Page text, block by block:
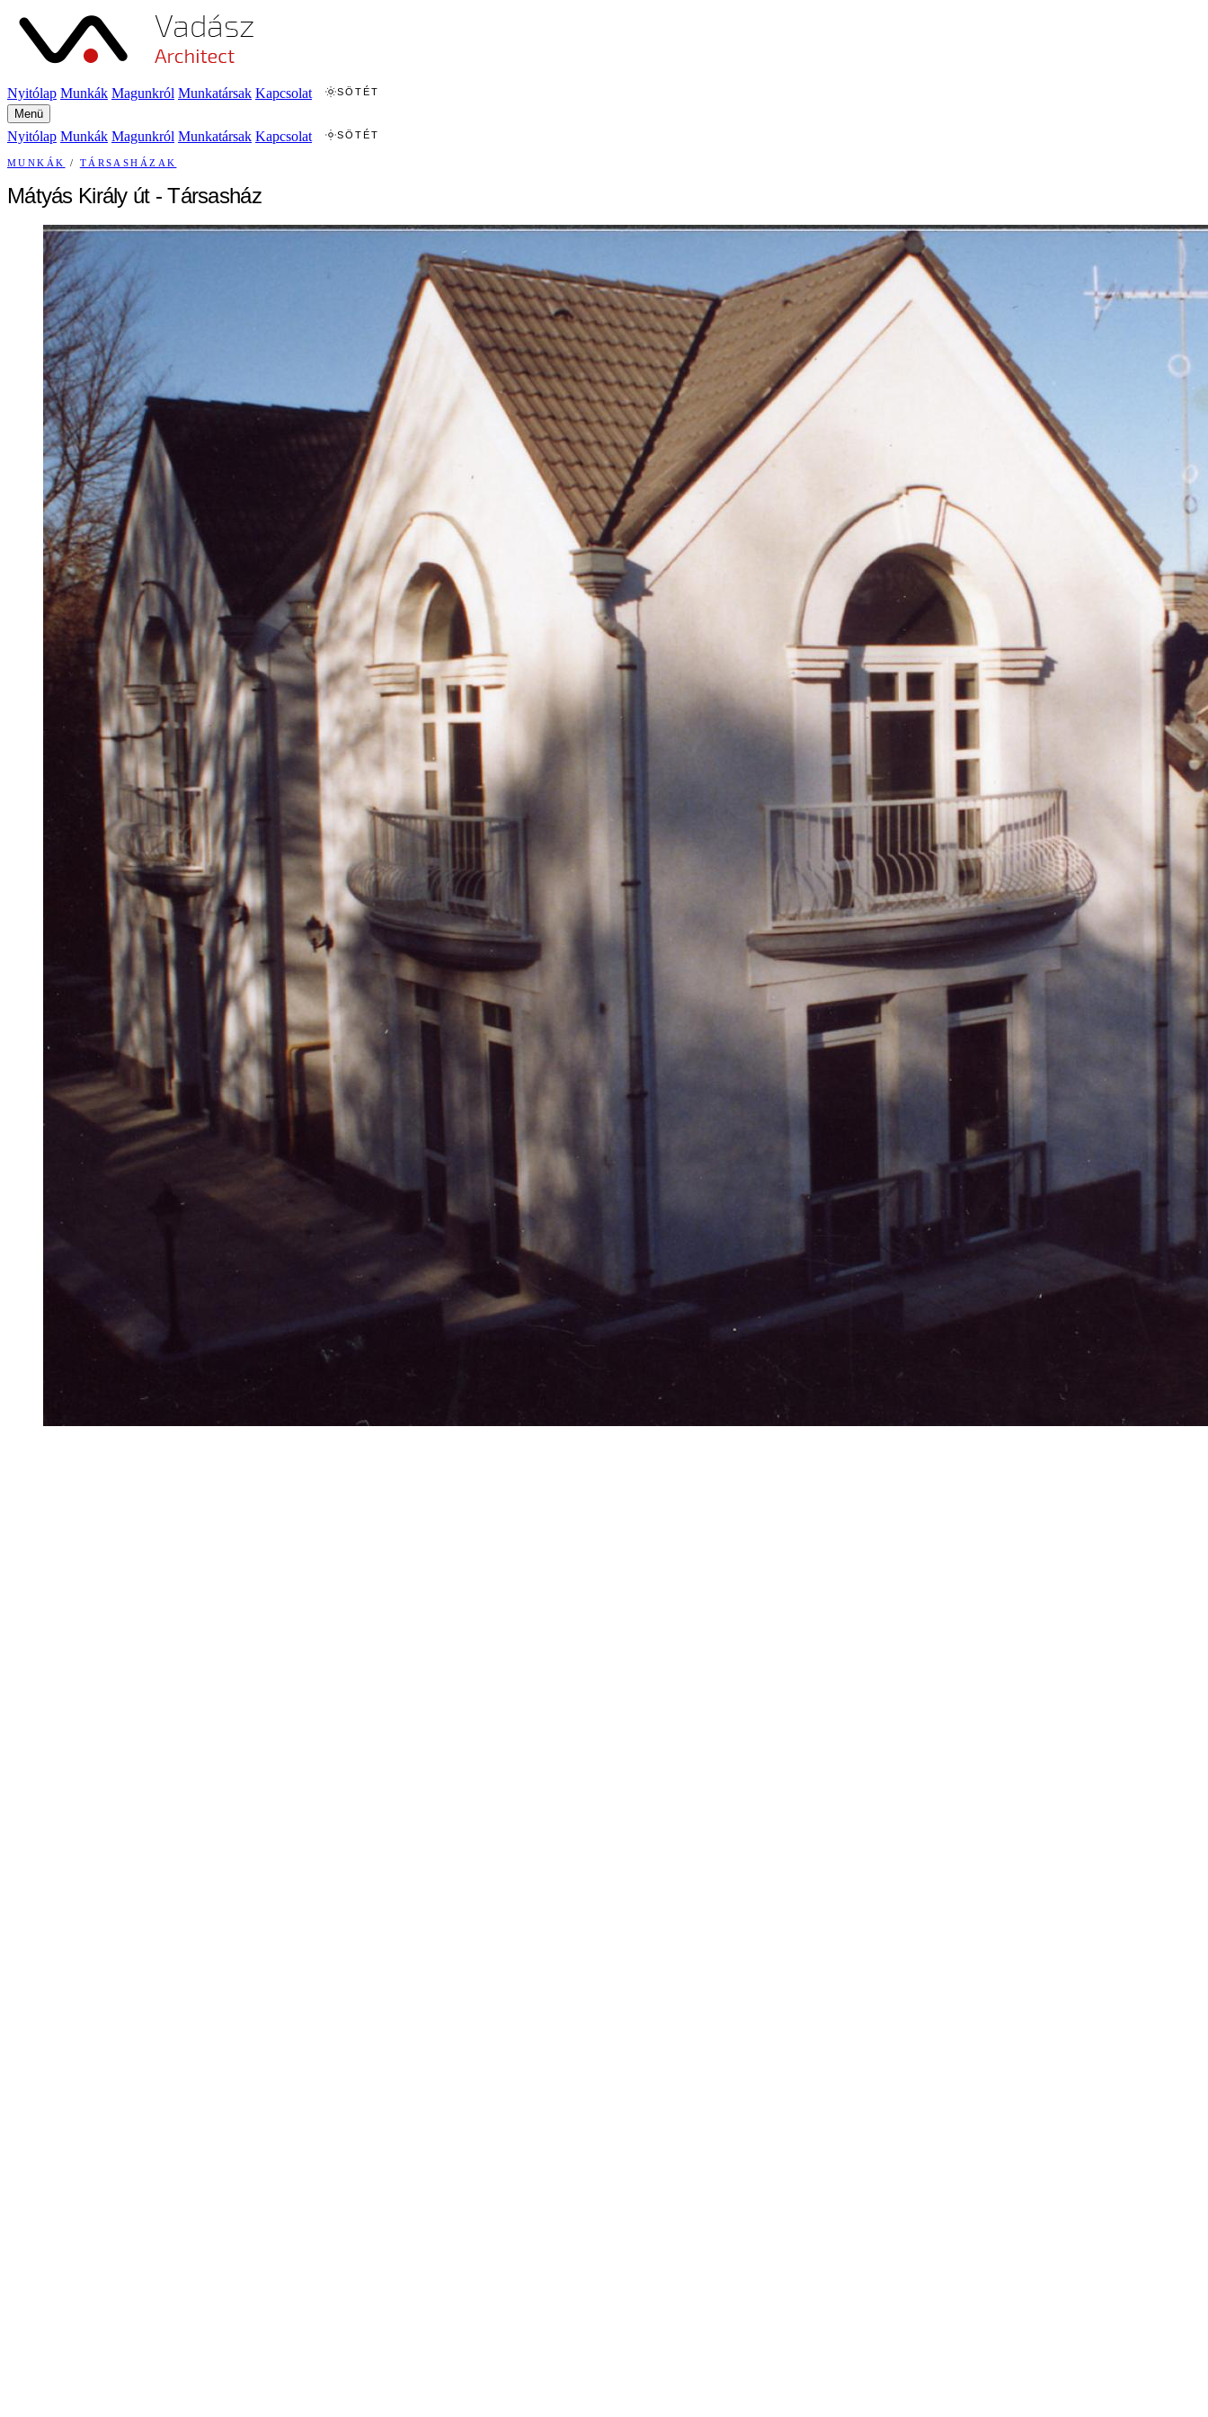
Nyitólap Munkák Magunkról Munkatársak Kapcsolat SÖTÉT
Menü
Nyitólap Munkák Magunkról Munkatársak Kapcsolat SÖTÉT
MUNKÁK / TÁRSASHÁZAK
Mátyás Király út - Társasház